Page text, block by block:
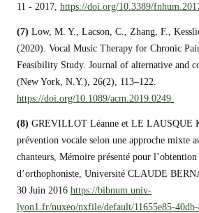
11 - 2017, https://doi.org/10.3389/
(7) Low, M. Y., Lacson, C., Zhang, F.,
(2020). Vocal Music Therapy for Chronic
Feasibility Study. Journal of alternative and
(New York, N.Y.), 26(2), 113–122.
https://doi.org/10.1089/acm.2019.0249
(8) GREVILLOT Léanne et LE LAUSQUE
prévention vocale selon une approche mixte
chanteurs, Mémoire présenté pour
d’orthophoniste, Université CLAUDE
30 Juin 2016 https://bibnum.univ-
lyon1.fr/nuxeo/nxfile/default/11655e85-